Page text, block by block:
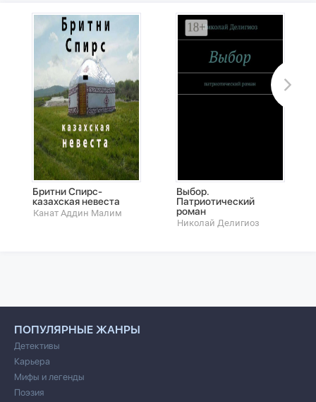
Бритни Спирс-
казахская невеста
Канат Аддин Малим
Выбор.
Патриотический
роман
Николай Делигиоз
ПОПУЛЯРНЫЕ ЖАНРЫ
Детективы
Карьера
Мифы и легенды
Поэзия